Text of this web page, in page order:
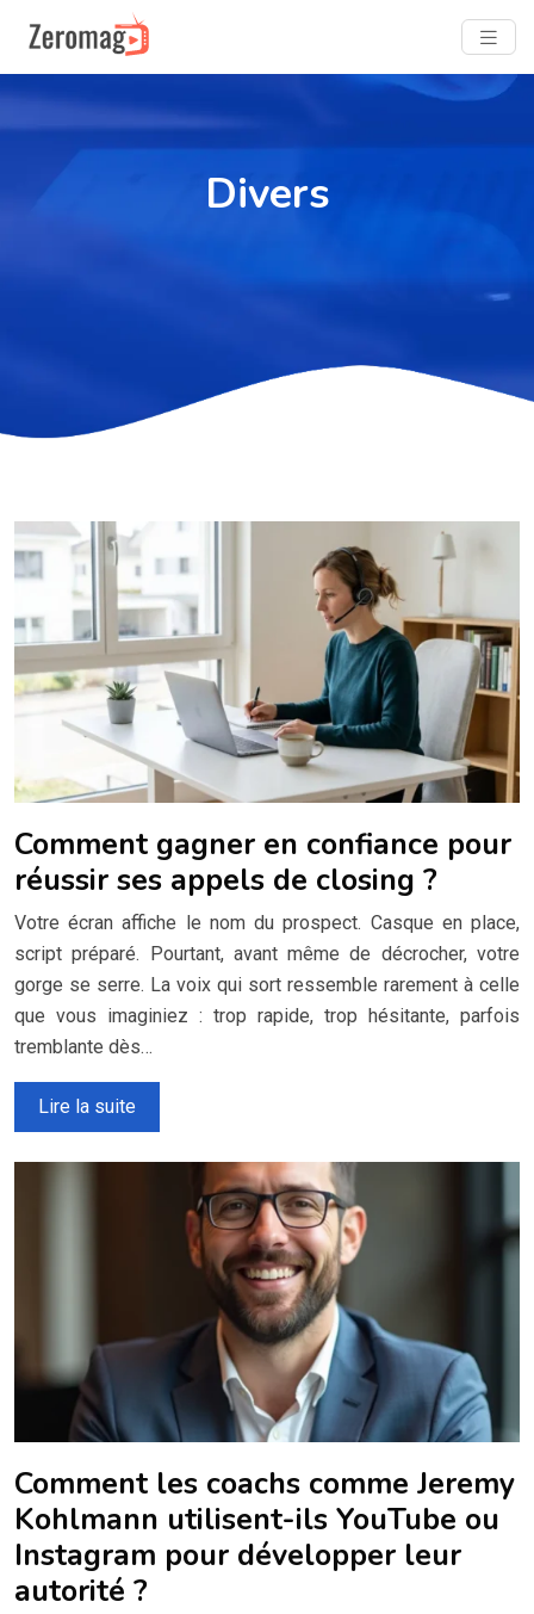
Divers
Comment gagner en confiance pour
réussir ses appels de closing ?
Votre écran affiche le nom du prospect. Casque en place,
script préparé. Pourtant, avant même de décrocher, votre
gorge se serre. La voix qui sort ressemble rarement à celle
que vous imaginiez : trop rapide, trop hésitante, parfois
tremblante dès…
Lire la suite
Comment les coachs comme Jeremy
Kohlmann utilisent-ils YouTube ou
Instagram pour développer leur
autorité ?